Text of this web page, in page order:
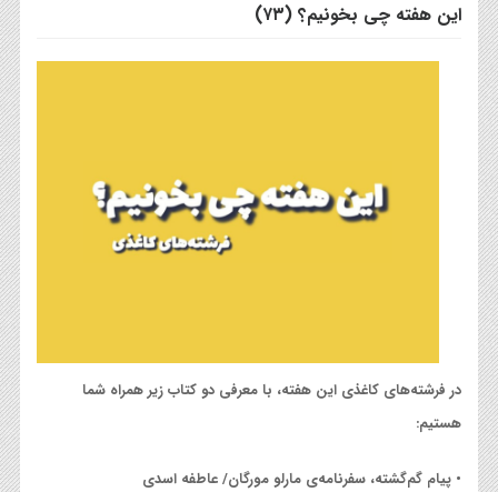
این هفته چی بخونیم؟ (۷۳)
در فرشته‌های کاغذی این هفته، با معرفی دو کتاب زیر همراه شما
هستیم:
• پیام گم‌گشته، سفرنامه‌ی مارلو مورگان/ عاطفه اسدی